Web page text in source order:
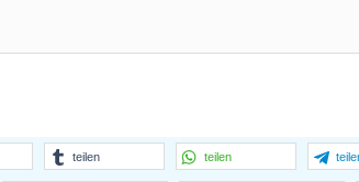
teilen teilen